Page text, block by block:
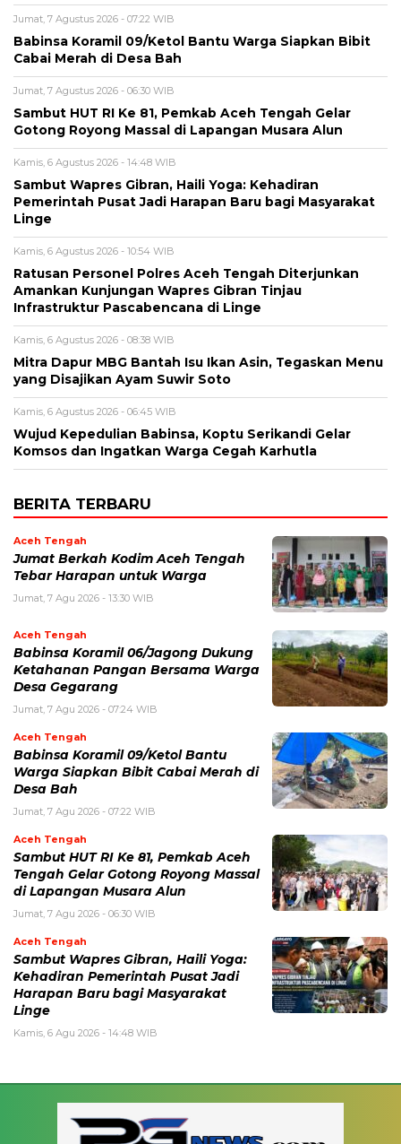
Jumat, 7 Agustus 2026 - 07:22 WIB
‎Babinsa Koramil 09/Ketol Bantu Warga Siapkan Bibit
Cabai Merah di Desa Bah
Jumat, 7 Agustus 2026 - 06:30 WIB
Sambut HUT RI Ke 81, Pemkab Aceh Tengah Gelar
Gotong Royong Massal di Lapangan Musara Alun
Kamis, 6 Agustus 2026 - 14:48 WIB
‎Sambut Wapres Gibran, Haili Yoga: Kehadiran
Pemerintah Pusat Jadi Harapan Baru bagi Masyarakat
Linge
Kamis, 6 Agustus 2026 - 10:54 WIB
Ratusan Personel Polres Aceh Tengah Diterjunkan
Amankan Kunjungan Wapres Gibran Tinjau
Infrastruktur Pascabencana di Linge
Kamis, 6 Agustus 2026 - 08:38 WIB
‎Mitra Dapur MBG Bantah Isu Ikan Asin, Tegaskan Menu
yang Disajikan Ayam Suwir Soto
Kamis, 6 Agustus 2026 - 06:45 WIB
‎Wujud Kepedulian Babinsa, Koptu Serikandi Gelar
Komsos dan Ingatkan Warga Cegah Karhutla ‎
BERITA TERBARU
Aceh Tengah
Jumat Berkah Kodim Aceh Tengah
Tebar Harapan untuk Warga
Jumat, 7 Agu 2026 - 13:30 WIB
Aceh Tengah
‎Babinsa Koramil 06/Jagong Dukung
Ketahanan Pangan Bersama Warga
Desa Gegarang
Jumat, 7 Agu 2026 - 07:24 WIB
Aceh Tengah
‎Babinsa Koramil 09/Ketol Bantu
Warga Siapkan Bibit Cabai Merah di
Desa Bah
Jumat, 7 Agu 2026 - 07:22 WIB
Aceh Tengah
Sambut HUT RI Ke 81, Pemkab Aceh
Tengah Gelar Gotong Royong Massal
di Lapangan Musara Alun
Jumat, 7 Agu 2026 - 06:30 WIB
Aceh Tengah
‎Sambut Wapres Gibran, Haili Yoga:
Kehadiran Pemerintah Pusat Jadi
Harapan Baru bagi Masyarakat
Linge
Kamis, 6 Agu 2026 - 14:48 WIB